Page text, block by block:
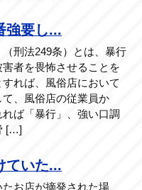
強要し...
刑法249条）とは、暴行
者を畏怖させることを
れば、風俗店において
、風俗店の従業員か
ば「暴行」、強い口調
[…]
ていた...
お店が摘発された場